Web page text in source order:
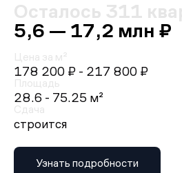
Осталось 311
5,6 — 17,2 млн ₽
Цена за м²
178 200 ₽ - 217 800 ₽
Площадь
28.6 - 75.25 м²
Сдача
строится
Узнать подробности